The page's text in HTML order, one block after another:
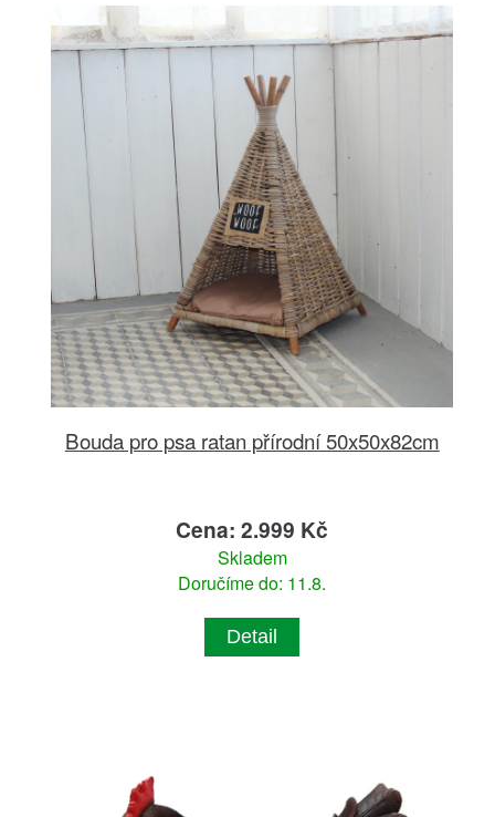
Bouda pro psa ratan přírodní 50x50x82cm
Cena: 2.999 Kč
Skladem
Doručíme do: 11.8.
Detail